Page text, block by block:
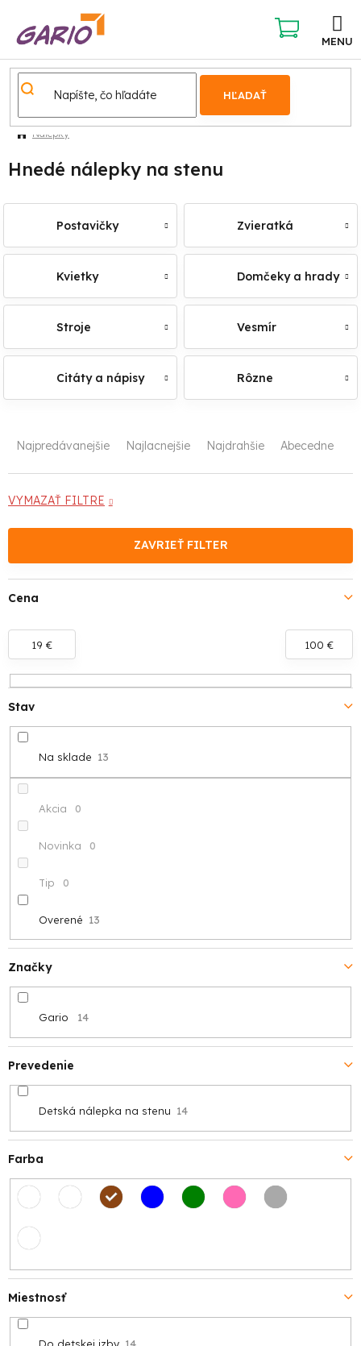
obsah
HĽADAŤ
NÁKUPNÝ
KOŠÍK
Nálepky
Hnedé nálepky na stenu
Postavičky Zvieratká
Kvietky Domčeky a hrady
Stroje Vesmír
Citáty a nápisy Rôzne
R
d
e
n
i
e
p
r
o
d
u
o
v
Najpredávanejšie Najlacnejšie Najdrahšie Abecedne
VYMAZAŤ FILTRE
ZAVRIEŤ FILTER
Cena
19 € 100 €
Stav
Na sklade 13
Akcia 0
Novinka 0
Tip 0
Overené 13
Značky
Gario 14
Prevedenie
Detská nálepka na stenu 14
Farba
Miestnosť